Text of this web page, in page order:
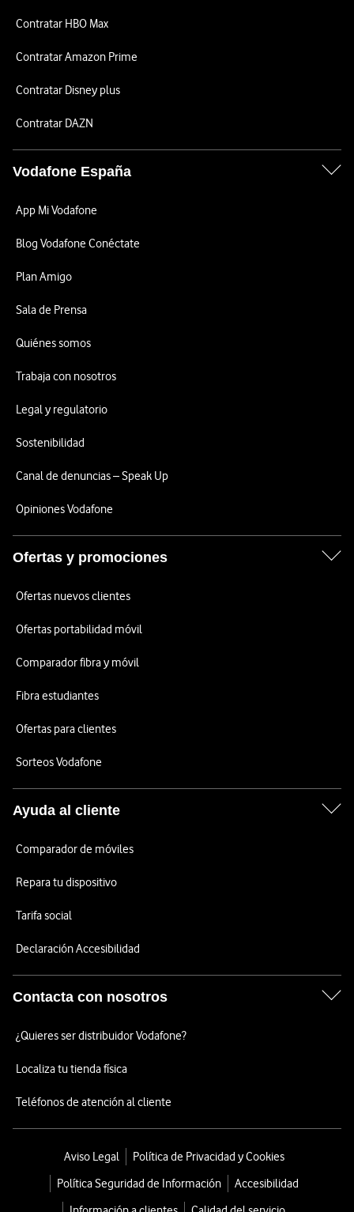
Contratar HBO Max
Contratar Amazon Prime
Contratar Disney plus
Contratar DAZN
Vodafone España
App Mi Vodafone
Blog Vodafone Conéctate
Plan Amigo
Sala de Prensa
Quiénes somos
Trabaja con nosotros
Legal y regulatorio
Sostenibilidad
Canal de denuncias – Speak Up
Opiniones Vodafone
Ofertas y promociones
Ofertas nuevos clientes
Ofertas portabilidad móvil
Comparador fibra y móvil
Fibra estudiantes
Ofertas para clientes
Sorteos Vodafone
Ayuda al cliente
Comparador de móviles
Repara tu dispositivo
Tarifa social
Declaración Accesibilidad
Contacta con nosotros
¿Quieres ser distribuidor Vodafone?
Localiza tu tienda física
Teléfonos de atención al cliente
Aviso Legal
Política de Privacidad y Cookies
Política Seguridad de Información
Accesibilidad